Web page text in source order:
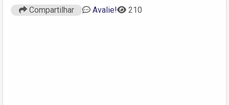
Compartilhar Avalie! 210